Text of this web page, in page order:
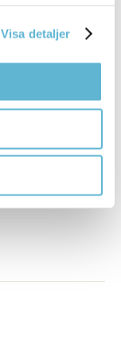
Visa detaljer